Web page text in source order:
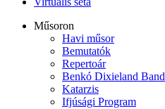
Műsoron
Havi műsor
Bemutatók
Repertoár
Benkó Dixieland Band
Katarzis
Ifjúsági Program